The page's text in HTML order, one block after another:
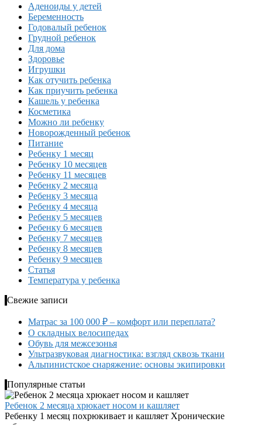
Аденоиды у детей
Беременность
Годовалый ребенок
Грудной ребенок
Для дома
Здоровье
Игрушки
Как отучить ребенка
Как приучить ребенка
Кашель у ребенка
Косметика
Можно ли ребенку
Новорожденный ребенок
Питание
Ребенку 1 месяц
Ребенку 10 месяцев
Ребенку 11 месяцев
Ребенку 2 месяца
Ребенку 3 месяца
Ребенку 4 месяца
Ребенку 5 месяцев
Ребенку 6 месяцев
Ребенку 7 месяцев
Ребенку 8 месяцев
Ребенку 9 месяцев
Статья
Температура у ребенка
Свежие записи
Матрас за 100 000 ₽ – комфорт или переплата?
О складных велосипедах
Обувь для межсезонья
Ультразвуковая диагностика: взгляд сквозь ткани
Альпинистское снаряжение: основы экипировки
Популярные статьи
Ребенок 2 месяца хрюкает носом и кашляет
Ребенку 1 месяц похрюкивает и кашляет Хронические